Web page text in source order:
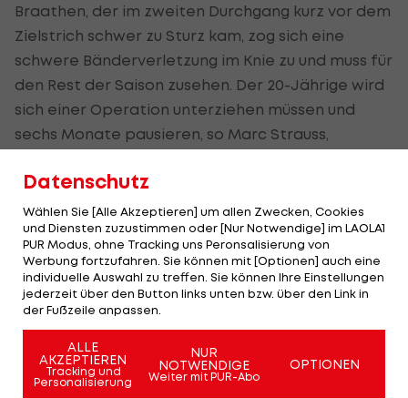
Braathen, der im zweiten Durchgang kurz vor dem
Zielstrich schwer zu Sturz kam, zog sich eine
schwere Bänderverletzung im Knie zu und muss für
den Rest der Saison zusehen. Der 20-Jährige wird
sich einer Operation unterziehen müssen und
sechs Monate pausieren, so Marc Strauss,
norwegischen Rundfunkanstalt NRK.
Landsmann McGrath, der bereits im ersten
Durchgang gestürzt war, erlitt eine Bänderzerrung
im Knie und muss wochenlang pausieren, wird
aber wohl keine Operation benötigen.
Braathen feierte beim Auftakt-Riesentorlauf in
Sölden seinen ersten Saisonsieg, das Rennen am
Chuenisbärgli beendete er trotz Sturz als
Datenschutz
Wählen Sie [Alle Akzeptieren] um allen Zwecken, Cookies
und Diensten zuzustimmen oder [Nur Notwendige] im LAOLA1
PUR Modus, ohne Tracking uns Peronsalisierung von
Werbung fortzufahren. Sie können mit [Optionen] auch eine
individuelle Auswahl zu treffen. Sie können Ihre Einstellungen
jederzeit über den Button links unten bzw. über den Link in
der Fußzeile anpassen.
ALLE
AKZEPTIEREN
Tracking und
Personalisierung
NUR
NOTWENDIGE
Weiter mit PUR-Abo
OPTIONEN